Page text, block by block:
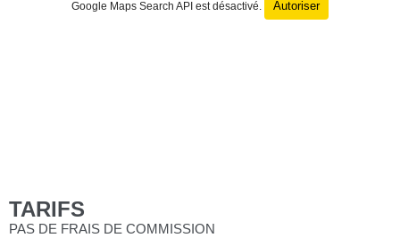
Google Maps Search API est désactivé. Autoriser
TARIFS
PAS DE FRAIS DE COMMISSION